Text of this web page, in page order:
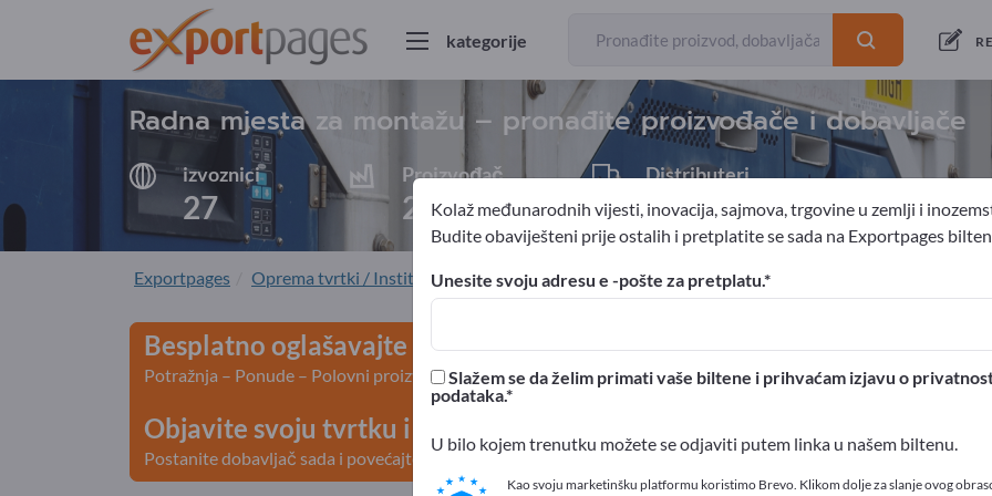
kategorije
Radna mjesta za montažu – pronađite proizvođače i dobavljače
izvoznici
27
Proizvođač
26
Distributeri
1
27
Exportpages Oprema tvrtki / Institucionalni namještaj Namještaj za poduzeća i skladišta
Besplatno oglašavajte na Exportpages!
Potražnja – Ponude – Polovni proizvodi – Poslovni kontakti >> počnite ovdje
Objavite svoju tvrtku i svoje proizvode na Exportpages
Postanite dobavljač sada i povećajte vidljivost>> objavite ovdje
Kolaž međunarodnih vijesti, inovacija, sajmova, trgovine u zemlji i
Budite obaviješteni prije ostalih i pretplatite se sada na Exportpages
Unesite svoju adresu e -pošte za pretplatu.
Slažem se da želim primati vaše biltene i prihvaćam izjavu o
podataka.
U bilo kojem trenutku možete se odjaviti putem linka u našem biltenu.
Kao svoju marketinšku platformu koristimo Brevo. Klikom dolje za slanje ovog